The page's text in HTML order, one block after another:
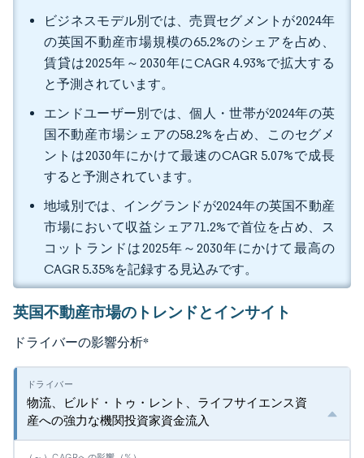
ビジネスモデル別では、売買セグメントが2024年
の英国不動産市場規模の65.2%のシェアを占め、
賃貸は2025年～2030年にCAGR 4.93%で拡大する
と予測されています。
エンドユーザー別では、個人・世帯が2024年の英
国不動産市場シェアの58.2%を占め、このセグメ
ントは2030年にかけて最速のCAGR 5.07%で成長
すると予測されています。
地域別では、イングランドが2024年の英国不動産
市場において収益シェア71.2%で首位を占め、ス
コットランドは2025年～2030年にかけて最高の
CAGR 5.35%を記録する見込みです。
英国不動産市場のトレンドとインサイト
ドライバーの影響分析*
物流、ビルド・トゥ・レント、ライフサイエンス資
産への強力な機関投資家資金流入